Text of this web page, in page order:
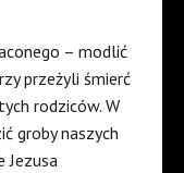
– modlić
przeżyli śmierć
rodziców. W
groby naszych
Jezusa